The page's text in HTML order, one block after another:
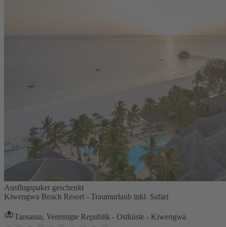
Ausflugspaket geschenkt
Kiwengwa Beach Resort - Traumurlaub inkl. Safari
Tansania, Vereinigte Republik - Ostküste - Kiwengwa